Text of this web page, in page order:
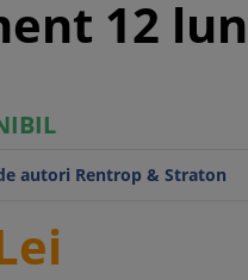
12
autori Rentrop & Straton